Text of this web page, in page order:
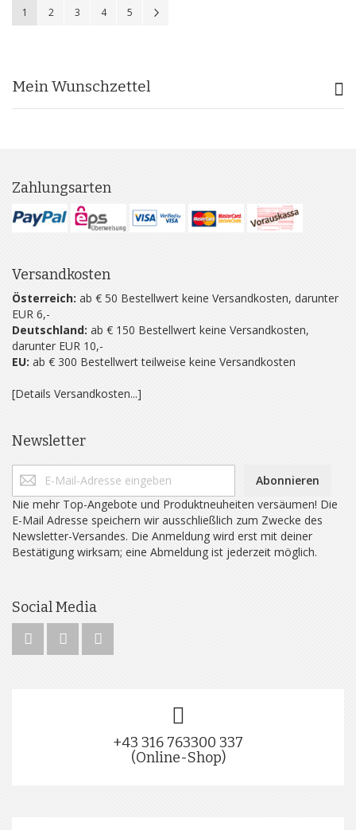
Sie lesen gerade Seite
1 Seite
2 Seite
3 Seite
4 Seite
5
Mein Wunschzettel
Zahlungsarten
Versandkosten
Österreich: ab € 50 Bestellwert keine Versandkosten, darunter
EUR 6,-
Deutschland: ab € 150 Bestellwert keine Versandkosten,
darunter EUR 10,-
EU: ab € 300 Bestellwert teilweise keine Versandkosten
[Details Versandkosten...]
Newsletter
Abonnieren
Nie mehr Top-Angebote und Produktneuheiten versäumen! Die
E-Mail Adresse speichern wir ausschließlich zum Zwecke des
Newsletter-Versandes. Die Anmeldung wird erst mit deiner
Bestätigung wirksam; eine Abmeldung ist jederzeit möglich.
Social Media
+43 316 763300 337
(Online-Shop)